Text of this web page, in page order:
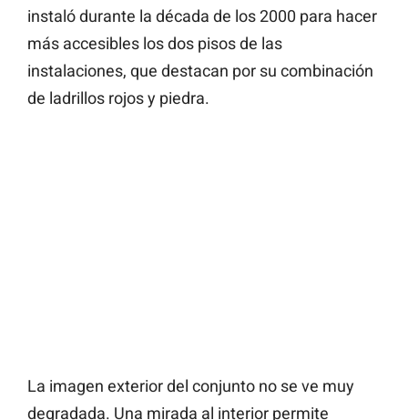
instaló durante la década de los 2000 para hacer
más accesibles los dos pisos de las
instalaciones, que destacan por su combinación
de ladrillos rojos y piedra.
La imagen exterior del conjunto no se ve muy
degradada. Una mirada al interior permite